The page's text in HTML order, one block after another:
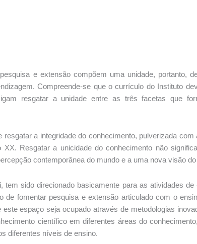
e extensão compõem uma unidade, portanto,
Compreende-se que o currículo do Instituto
resgatar a unidade entre as três facetas que
resgatar a integridade do conhecimento, pulverizada
XX. Resgatar a unicidade do conhecimento não
contemporânea do mundo e a uma nova visão
tem sido direcionado basicamente para as atividades
de fomentar pesquisa e extensão articulado com o
este espaço seja ocupado através de metodologias
científico em diferentes áreas do
diferentes níveis de ensino.